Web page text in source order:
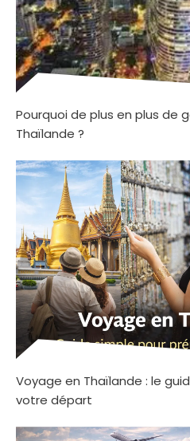
Pourquoi de plus en plus de
Thaïlande ?
Voyage en Thaïlande : le
votre départ